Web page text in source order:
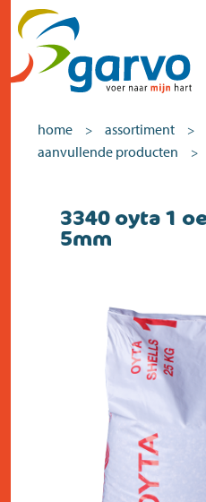
home
assortiment
winkels
nieuws
contact
home > assortiment >
aanvullende producten >
3340 oyta 1
5mm